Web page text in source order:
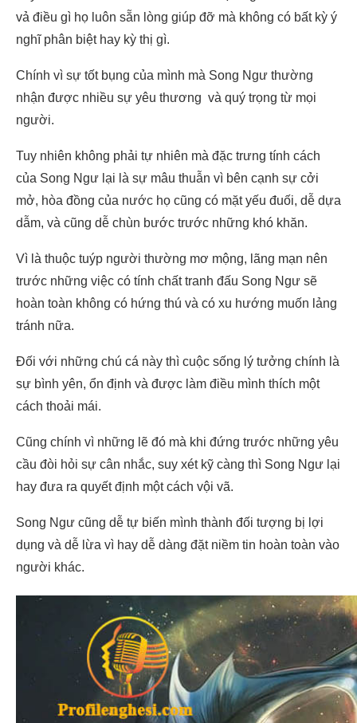
vả điều gì họ luôn sẵn lòng giúp đỡ mà không có bất kỳ ý
nghĩ phân biệt hay kỳ thị gì.
Chính vì sự tốt bụng của mình mà Song Ngư thường
nhận được nhiều sự yêu thương và quý trọng từ mọi
người.
Tuy nhiên không phải tự nhiên mà đặc trưng tính cách
của Song Ngư lại là sự mâu thuẫn vì bên cạnh sự cởi
mở, hòa đồng của nước họ cũng có mặt yếu đuối, dễ dựa
dẫm, và cũng dễ chùn bước trước những khó khăn.
Vì là thuộc tuýp người thường mơ mộng, lãng mạn nên
trước những việc có tính chất tranh đấu Song Ngư sẽ
hoàn toàn không có hứng thú và có xu hướng muốn lảng
tránh nữa.
Đối với những chú cá này thì cuộc sống lý tưởng chính là
sự bình yên, ổn định và được làm điều mình thích một
cách thoải mái.
Cũng chính vì những lẽ đó mà khi đứng trước những yêu
cầu đòi hỏi sự cân nhắc, suy xét kỹ càng thì Song Ngư lại
hay đưa ra quyết định một cách vội vã.
Song Ngư cũng dễ tự biến mình thành đối tượng bị lợi
dụng và dễ lừa vì hay dễ dàng đặt niềm tin hoàn toàn vào
người khác.